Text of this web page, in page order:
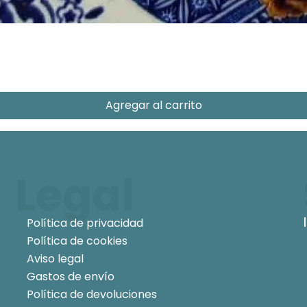
Agregar al carrito
Política de privacidad
Política de cookies
Aviso legal
Gastos de envío
Política de devoluciones